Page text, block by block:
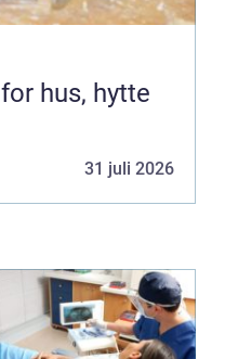
hus, hytte
31 juli 2026